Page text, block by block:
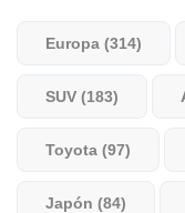
Europa (314)
SUV (183)
Toyota (97)
Japón (84)